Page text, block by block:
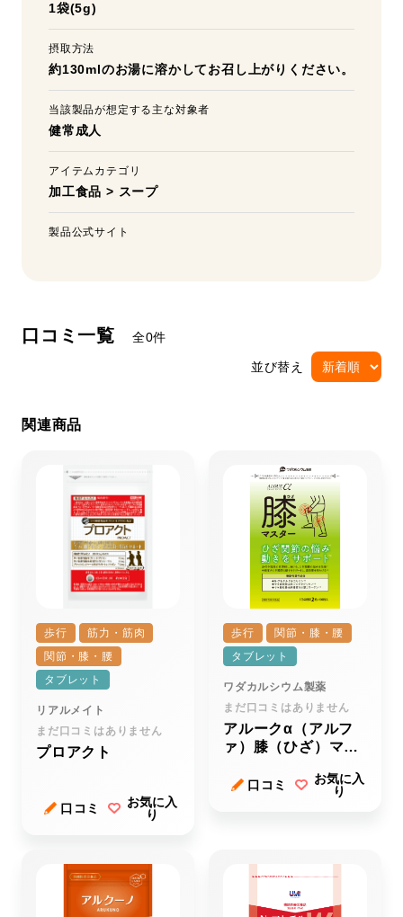
1袋(5g)
摂取方法
約130mlのお湯に溶かしてお召し上がりください。
当該製品が想定する主な対象者
健常成人
アイテムカテゴリ
加工食品 > スープ
製品公式サイト
口コミ一覧 全0件
並び替え
関連商品
歩行
筋力・筋肉
関節・膝・腰
タブレット
リアルメイト
まだ口コミはありません
プロアクト
口コミ
お気に入
り
歩行
関節・膝・腰
タブレット
ワダカルシウム製薬
まだ口コミはありません
アルークα（アルフ
ァ）膝（ひざ）マス
口コミ
お気に入
り